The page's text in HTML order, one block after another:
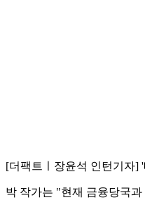
[더팩트ㅣ장윤석 인턴기자]
박 작가는 "현재 금융당국